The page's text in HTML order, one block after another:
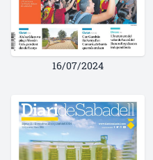
16/07/2024